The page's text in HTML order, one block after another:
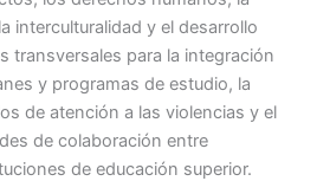
interculturalidad y el desarrollo
transversales para la integración
y programas de estudio, la
de atención a las violencias y el
de colaboración entre
de educación superior.